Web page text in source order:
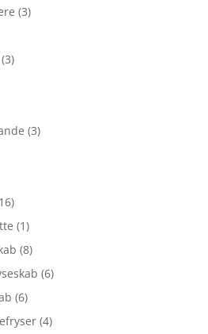
(3)
(3)
(3)
(1)
(8)
(6)
(6)
(4)